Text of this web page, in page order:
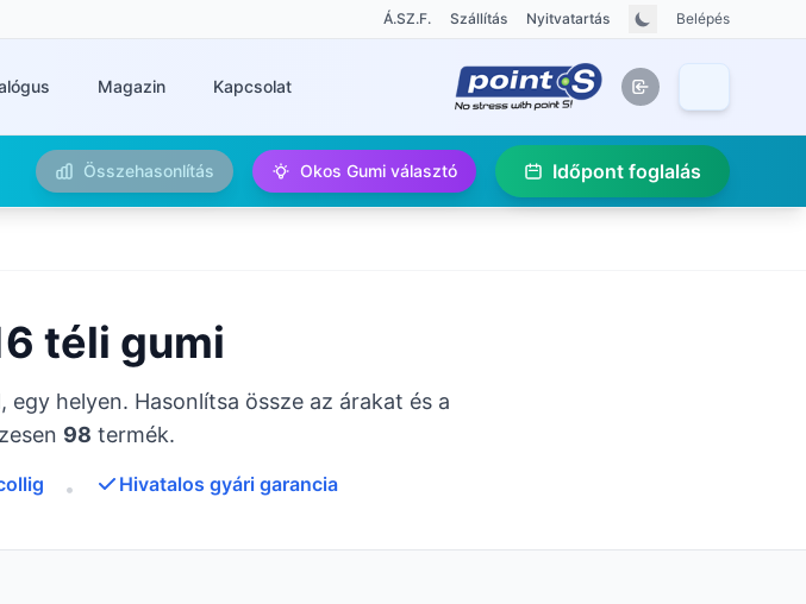
Á.SZ.F. Szállítás Nyitvatartás Belépés
Magazin Kapcsolat
Összehasonlítás Okos Gumi választó Időpont foglalás
téli gumi
helyen. Hasonlítsa össze az árakat és a
98 termék.
• Hivatalos gyári garancia